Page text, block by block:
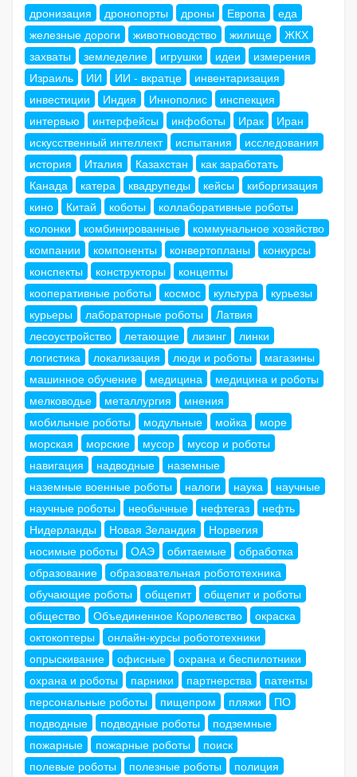
дронизация
дронопорты дроны Европа
еда
железные дороги
животноводство жилище
ЖКХ
захваты
земледелие игрушки идеи
измерения
Израиль
ИИ ИИ - вкратце
инвентаризация
инвестиции
Индия Иннополис
инспекция
интервью
интерфейсы инфоботы Ирак
Иран
искусственный интеллект
испытания
исследования
история
Италия Казахстан
как заработать
Канада
катера квадрупеды кейсы
киборгизация
кино
Китай коботы
коллаборативные роботы
колонки
комбинированные
коммунальное хозяйство
компании
компоненты конвертопланы
конкурсы
конспекты
конструкторы
концепты
кооперативные роботы
космос культура
курьезы
курьеры
лабораторные роботы
Латвия
лесоустройство
летающие лизинг
линки
логистика
локализация люди и роботы
магазины
машинное обучение
медицина
медицина и роботы
мелководье
металлургия
мнения
мобильные роботы
модульные мойка
море
морская
морские мусор
мусор и роботы
навигация
надводные
наземные
наземные военные роботы
налоги наука
научные
научные роботы
необычные нефтегаз
нефть
Нидерланды
Новая Зеландия
Норвегия
носимые роботы
ОАЭ обитаемые
обработка
образование
образовательная робототехника
обучающие роботы
общепит
общепит и роботы
общество
Объединенное Королевство
окраска
октокоптеры
онлайн-курсы робототехники
опрыскивание
офисные
охрана и беспилотники
охрана и роботы
парники партнерства
патенты
персональные роботы
пищепром пляжи
ПО
подводные
подводные роботы
подземные
пожарные
пожарные роботы
поиск
полевые роботы
полезные роботы полиция